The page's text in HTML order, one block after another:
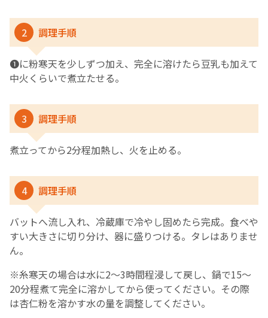
2 調理手順
❶に粉寒天を少しずつ加え、完全に溶けたら豆乳も加えて
中火くらいで煮立たせる。
3 調理手順
煮立ってから2分程加熱し、火を止める。
4 調理手順
バットへ流し入れ、冷蔵庫で冷やし固めたら完成。食べや
すい大きさに切り分け、器に盛りつける。タレはありませ
ん。
※糸寒天の場合は水に2～3時間程浸して戻し、鍋で15～
20分程煮て完全に溶かしてから使ってください。その際
は杏仁粉を溶かす水の量を調整してください。